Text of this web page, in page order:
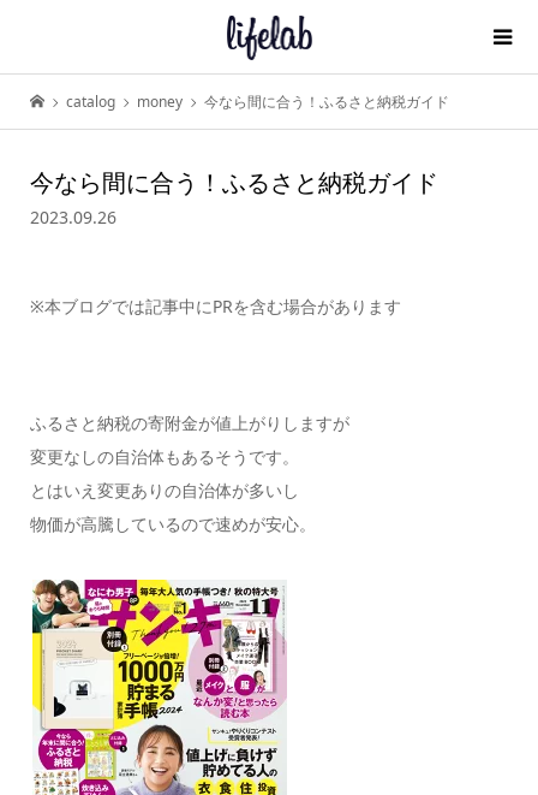
catalog money 今なら間に合う！ふるさと納税ガイド
今なら間に合う！ふるさと納税ガイド
2023.09.26
※本ブログでは記事中にPRを含む場合があります
ふるさと納税の寄附金が値上がりしますが
変更なしの自治体もあるそうです。
とはいえ変更ありの自治体が多いし
物価が高騰しているので速めが安心。